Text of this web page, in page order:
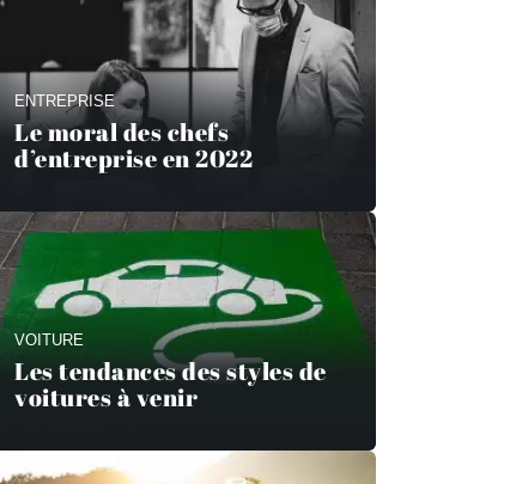
ENTREPRISE
Le moral des chefs
d’entreprise en 2022
VOITURE
Les tendances des styles de
voitures à venir